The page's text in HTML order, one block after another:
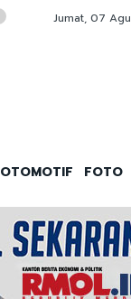
Hubungan
Jumat, 07
OTOMOTIF FOTO